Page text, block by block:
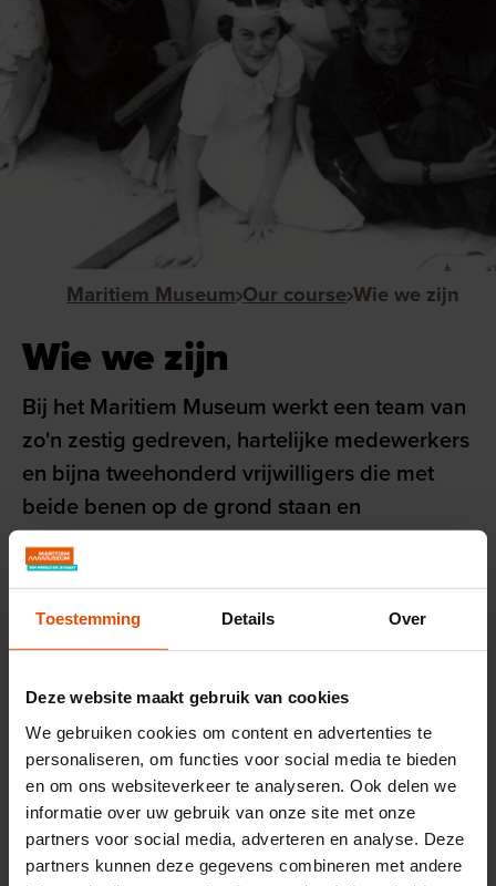
Toestemming Details Over
Deze website maakt gebruik van cookies
We gebruiken cookies om content en advertenties te
personaliseren, om functies voor social media te bieden
en om ons websiteverkeer te analyseren. Ook delen we
informatie over uw gebruik van onze site met onze
partners voor social media, adverteren en analyse. Deze
partners kunnen deze gegevens combineren met andere
Maritiem Museum Our course Wie we zijn
Wie we zijn
Bij het Maritiem Museum werkt een team van
zo'n zestig gedreven, hartelijke medewerkers
en bijna tweehonderd vrijwilligers die met
beide benen op de grond staan en
nieuwsgierig naar de wereld kijken. Wij willen
nieuwe generaties inspireren om net als de
generaties voor ons voorbij de horizon te
Het management team
Roland Pechtold, algemeen directeur /
bestuurder
Hans Geerts, financial manager
Anna Tiedink, hoofd publieksprogrammering a.i.